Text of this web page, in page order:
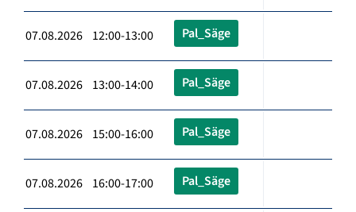
07.08.2026 12:00-13:00 Pal_Säge
07.08.2026 13:00-14:00 Pal_Säge
07.08.2026 15:00-16:00 Pal_Säge
07.08.2026 16:00-17:00 Pal_Säge